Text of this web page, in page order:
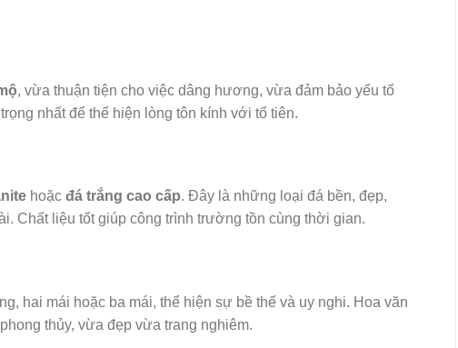
, vừa thuận tiện cho việc dâng hương, vừa đảm bảo yếu tố
nhất để thể hiện lòng tôn kính với tổ tiên.
hoặc đá trắng cao cấp. Đây là những loại đá bền, đẹp,
Chất liệu tốt giúp công trình trường tồn cùng thời gian.
hai mái hoặc ba mái, thể hiện sự bề thế và uy nghi. Hoa văn
thủy, vừa đẹp vừa trang nghiêm.